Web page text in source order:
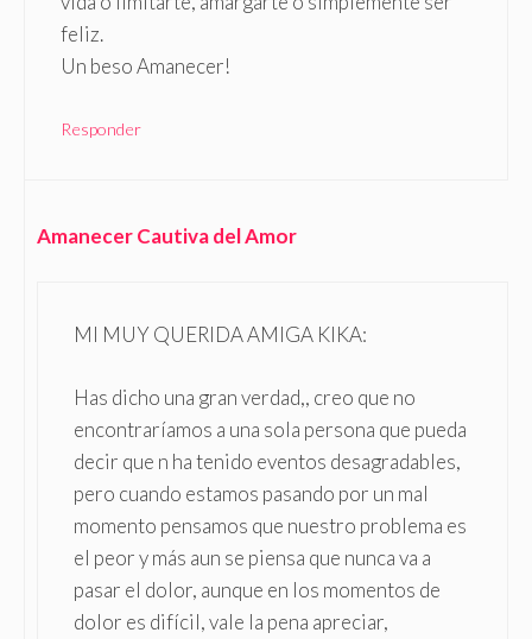
feliz.
Un beso Amanecer!
Responder
Amanecer Cautiva del Amor
MI MUY QUERIDA AMIGA KIKA:
Has dicho una gran verdad,, creo que no
encontraríamos a una sola persona que pueda
decir que n ha tenido eventos desagradables,
pero cuando estamos pasando por un mal
momento pensamos que nuestro problema es
el peor y más aun se piensa que nunca va a
pasar el dolor, aunque en los momentos de
dolor es difícil, vale la pena apreciar,